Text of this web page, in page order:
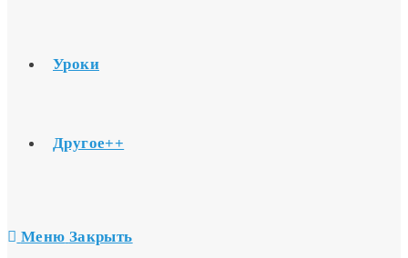
Уроки
Другое++
Меню Закрыть